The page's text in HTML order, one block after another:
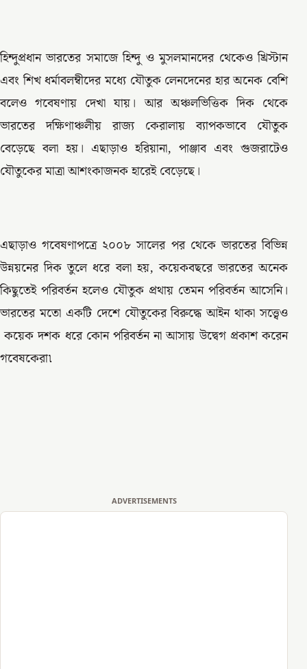
হিন্দুপ্রধান ভারতের সমাজে হিন্দু ও মুসলমানদের থেকেও খ্রিস্টান
এবং শিখ ধর্মাবলম্বীদের মধ্যে যৌতুক লেনদেনের হার অনেক বেশি
বলেও গবেষণায় দেখা যায়। আর অঞ্চলভিত্তিক দিক থেকে
ভারতের দক্ষিণাঞ্চলীয় রাজ্য কেরালায় ব্যাপকভাবে যৌতুক
বেড়েছে বলা হয়। এছাড়াও হরিয়ানা, পাঞ্জাব এবং গুজরাটেও
যৌতুকের মাত্রা আশংকাজনক হারেই বেড়েছে।
এছাড়াও গবেষণাপত্রে ২০০৮ সালের পর থেকে ভারতের বিভিন্ন
উন্নয়নের দিক তুলে ধরে বলা হয়, কয়েকবছরে ভারতের অনেক
কিছুতেই পরিবর্তন হলেও যৌতুক প্রথায় তেমন পরিবর্তন আসেনি।
ভারতের মতো একটি দেশে যৌতুকের বিরুদ্ধে আইন থাকা সত্ত্বেও
কয়েক দশক ধরে কোন পরিবর্তন না আসায় উদ্বেগ প্রকাশ করেন
গবেষকেরা৷
ADVERTISEMENTS